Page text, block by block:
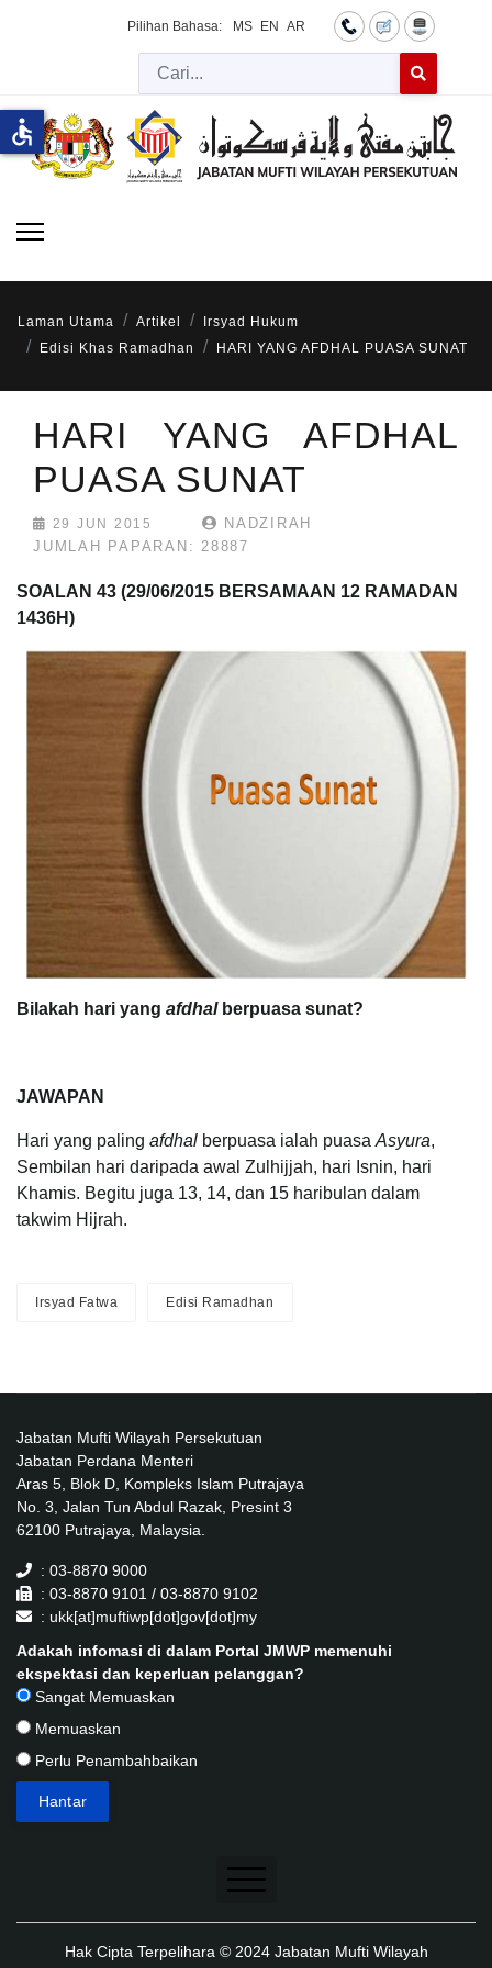
Pilihan Bahasa: MS EN AR
Cari
Laman Utama Artikel
Irsyad Hukum
Edisi Khas Ramadhan
HARI YANG AFDHAL PUASA SUNAT
HARI YANG AFDHAL
PUASA SUNAT
29 JUN 2015
NADZIRAH
JUMLAH PAPARAN: 28887
SOALAN 43 (29/06/2015 BERSAMAAN 12 RAMADAN
1436H)
Bilakah hari yang afdhalberpuasa sunat?
JAWAPAN
Hari yang paling afdhal berpuasa ialah puasa Asyura,
Sembilan hari daripada awal Zulhijjah, hari Isnin, hari
Khamis. Begitu juga 13, 14, dan 15 haribulan dalam
takwim Hijrah.
Irsyad Fatwa Edisi Ramadhan
Jabatan Mufti Wilayah Persekutuan
Jabatan Perdana Menteri
Aras 5, Blok D, Kompleks Islam Putrajaya
No. 3, Jalan Tun Abdul Razak, Presint 3
62100 Putrajaya, Malaysia.
: 03-8870 9000
: 03-8870 9101 / 03-8870 9102
: ukk[at]muftiwp[dot]gov[dot]my
Adakah infomasi di dalam Portal JMWP memenuhi
ekspektasi dan keperluan pelanggan?
Sangat Memuaskan
Memuaskan
Perlu Penambahbaikan
Penafian
Hak Cipta Terpelihara © 2024 Jabatan Mufti Wilayah
accessible